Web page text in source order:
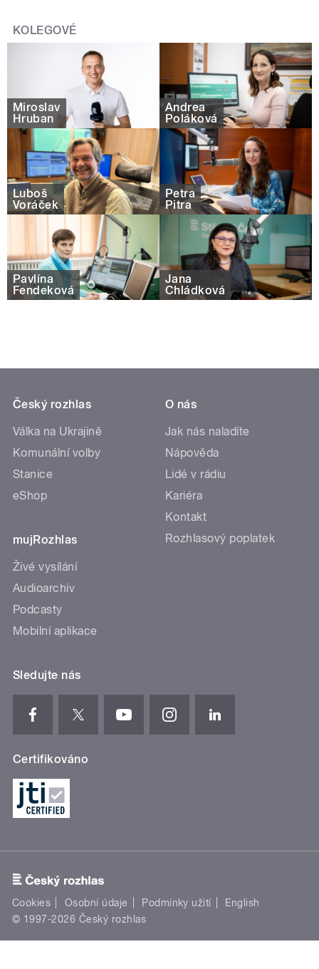
KOLEGOVÉ
Miroslav
Hruban
Andrea
Poláková
Luboš
Voráček
Petra
Pitra
Pavlína
Fendeková
Jana
Chládková
Český rozhlas
Válka na Ukrajině
Komunální volby
Stanice
eShop
mujRozhlas
Živé vysílání
Audioarchiv
Podcasty
Mobilní aplikace
O nás
Jak nás naladíte
Nápověda
Lidé v rádiu
Kariéra
Kontakt
Rozhlasový poplatek
Sledujte nás
Certifikováno
Cookies Osobní údaje Podmínky užití
English
© 1997-2026 Český rozhlas